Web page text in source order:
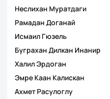
Неслихан Муратдаги
Рамадан Доганай
Исмаил Гюзель
Буграхан Дилкан Инанир
Халил Эрдоган
Эмре Каан Калискан
Ахмет Расулоглу